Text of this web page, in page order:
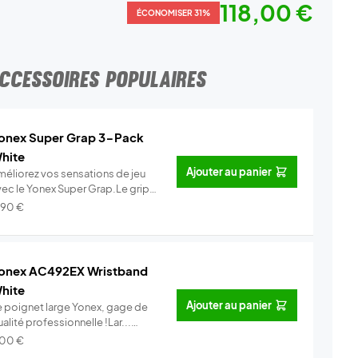
ÉCONOMISER 31% 118,00 €
POPULAIRES
Super Grap 3-Pack
vos sensations de jeu
le Yonex Super Grap.Le grip
Info
€
Ajouter au panier
AC492EX Wristband
poignet large Yonex, gage de
professionnelle !Lar...
Info€
Ajouter au panier